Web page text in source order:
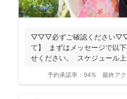
▽▽▽必ずご確認ください
て】 まずはメッセージで以
せください。 スケジュール
予約承諾率： 94% 最終アク